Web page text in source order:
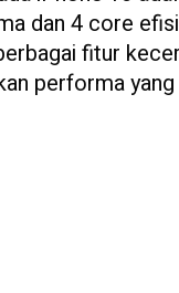
dan 4 core
fitur
performa